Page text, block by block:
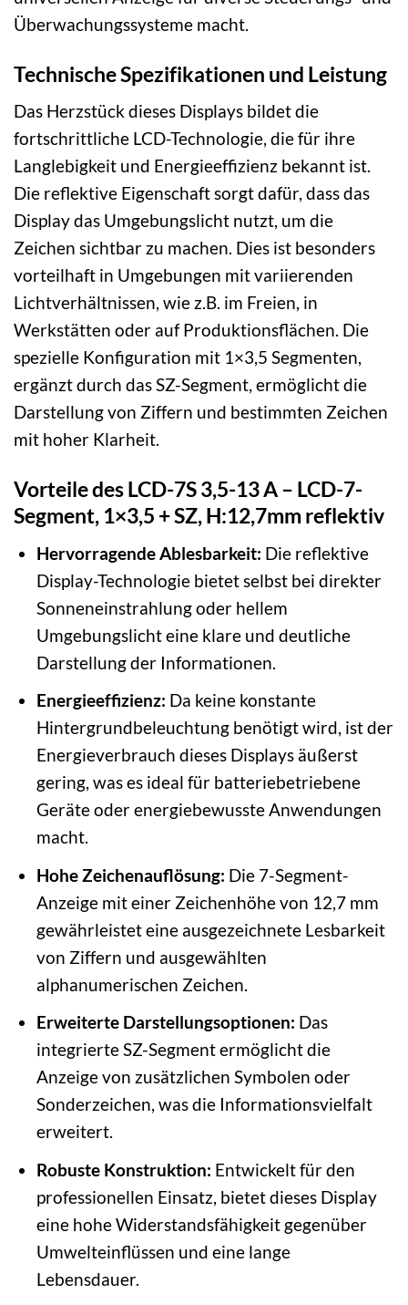
Überwachungssysteme macht.
Technische Spezifikationen und Leistung
Das Herzstück dieses Displays bildet die
fortschrittliche LCD-Technologie, die für ihre
Langlebigkeit und Energieeffizienz bekannt ist.
Die reflektive Eigenschaft sorgt dafür, dass das
Display das Umgebungslicht nutzt, um die
Zeichen sichtbar zu machen. Dies ist besonders
vorteilhaft in Umgebungen mit variierenden
Lichtverhältnissen, wie z.B. im Freien, in
Werkstätten oder auf Produktionsflächen. Die
spezielle Konfiguration mit 1×3,5 Segmenten,
ergänzt durch das SZ-Segment, ermöglicht die
Darstellung von Ziffern und bestimmten Zeichen
mit hoher Klarheit.
Vorteile des LCD-7S 3,5-13 A – LCD-7-
Segment, 1×3,5 + SZ, H:12,7mm reflektiv
Hervorragende Ablesbarkeit: Die reflektive
Display-Technologie bietet selbst bei direkter
Sonneneinstrahlung oder hellem
Umgebungslicht eine klare und deutliche
Darstellung der Informationen.
Energieeffizienz: Da keine konstante
Hintergrundbeleuchtung benötigt wird, ist der
Energieverbrauch dieses Displays äußerst
gering, was es ideal für batteriebetriebene
Geräte oder energiebewusste Anwendungen
macht.
Hohe Zeichenauflösung: Die 7-Segment-
Anzeige mit einer Zeichenhöhe von 12,7 mm
gewährleistet eine ausgezeichnete Lesbarkeit
von Ziffern und ausgewählten
alphanumerischen Zeichen.
Erweiterte Darstellungsoptionen: Das
integrierte SZ-Segment ermöglicht die
Anzeige von zusätzlichen Symbolen oder
Sonderzeichen, was die Informationsvielfalt
erweitert.
Robuste Konstruktion: Entwickelt für den
professionellen Einsatz, bietet dieses Display
eine hohe Widerstandsfähigkeit gegenüber
Umwelteinflüssen und eine lange
Lebensdauer.